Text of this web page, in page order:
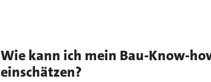
Wie kann ich mein Bau-Know-
einschätzen?